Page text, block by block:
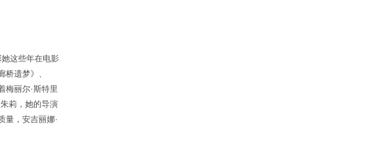
这些年在电影
遗梦》、
梅丽尔·斯特里
莉，她的导演
量，安吉丽娜·